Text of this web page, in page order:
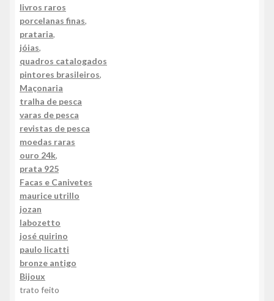
livros raros
porcelanas finas,
prataria,
jóias,
quadros catalogados
pintores brasileiros,
Maçonaria
tralha de pesca
varas de pesca
revistas de pesca
moedas raras
ouro 24k,
prata 925
Facas e Canivetes
maurice utrillo
jozan
labozetto
josé quirino
paulo licatti
bronze antigo
Bijoux
trato feito